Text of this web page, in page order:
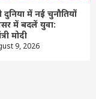
वैश्विक भागीदार
में नई चुनौतियों
में बदलें युवा:
मोदी
9, 2026